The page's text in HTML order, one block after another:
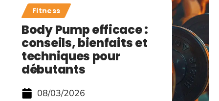
Fitness
Body Pump efficace :
conseils, bienfaits et
techniques pour
débutants
08/03/2026